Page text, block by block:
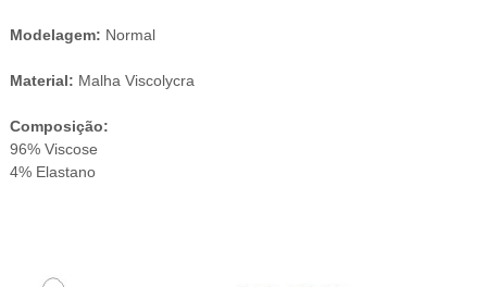
Modelagem: Normal
Material: Malha Viscolycra
Composição:
96% Viscose
4% Elastano